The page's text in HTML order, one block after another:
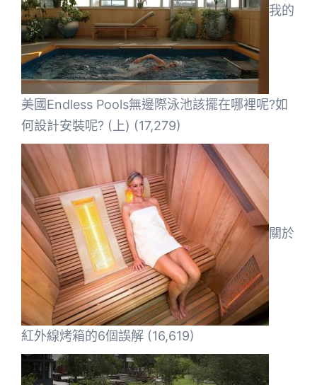
我的
美國Endless Pools無邊際泳池該擺在哪裡呢?如
何設計安裝呢? (上) (17,279)
關於
紅外線烤箱的6個誤解 (16,619)